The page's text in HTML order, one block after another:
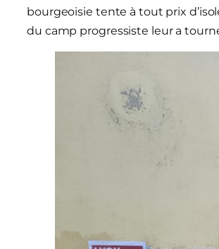
bourgeoisie tente à tout prix
du camp progressiste leur a